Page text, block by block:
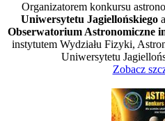
Organizatorem konkursu
Uniwersytetu Jagiellońskiego
Obserwatorium Astronomiczne
instytutem Wydziału Fizyki,
Uniwersytetu
Zobacz